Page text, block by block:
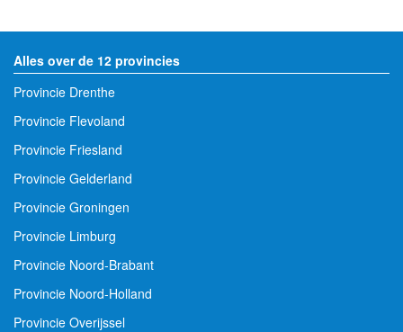
Alles over de 12 provincies
Provincie Drenthe
Provincie Flevoland
Provincie Friesland
Provincie Gelderland
Provincie Groningen
Provincie Limburg
Provincie Noord-Brabant
Provincie Noord-Holland
Provincie Overijssel